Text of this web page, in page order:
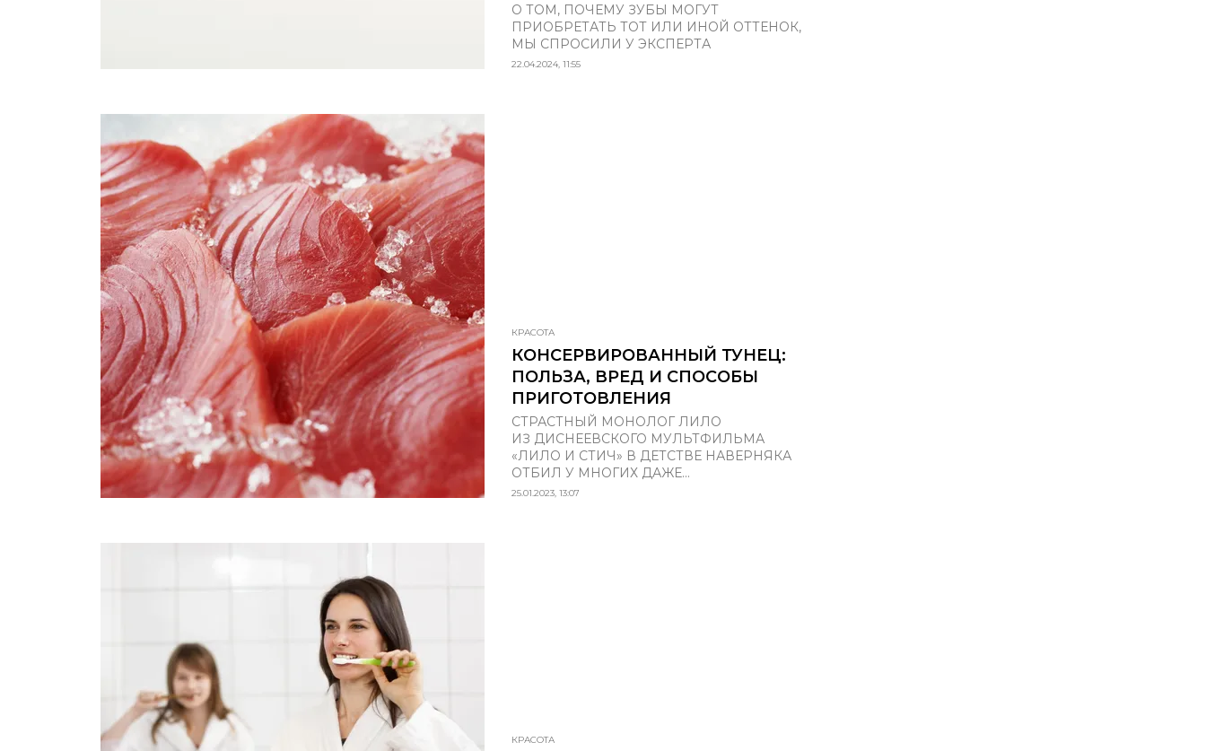
О ТОМ, ПОЧЕМУ ЗУБЫ МОГУТ
ПРИОБРЕТАТЬ ТОТ ИЛИ ИНОЙ ОТТЕНОК,
МЫ СПРОСИЛИ У ЭКСПЕРТА
22.04.2024, 11:55
КРАСОТА
КОНСЕРВИРОВАННЫЙ ТУНЕЦ:
ПОЛЬЗА, ВРЕД И СПОСОБЫ
ПРИГОТОВЛЕНИЯ
СТРАСТНЫЙ МОНОЛОГ ЛИЛО
ИЗ ДИСНЕЕВСКОГО МУЛЬТФИЛЬМА
«ЛИЛО И СТИЧ» В ДЕТСТВЕ НАВЕРНЯКА
ОТБИЛ У МНОГИХ ДАЖЕ...
25.01.2023, 13:07
КРАСОТА